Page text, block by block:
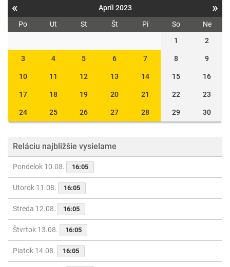
« Apríl 2023 »
Po Ut St Št Pi So
Ne
1
2
3 4 5 6 7 8 9
10 11 12 13 14 15 16
17 18 19 20 21 22 23
24 25 26 27 28 29 30
Reláciu najbližšie vysielame
Pondelok 10.08. 16:05
Utorok 11.08. 16:05
Streda 12.08. 16:05
Štvrtok 13.08. 16:05
Piatok 14.08. 16:05